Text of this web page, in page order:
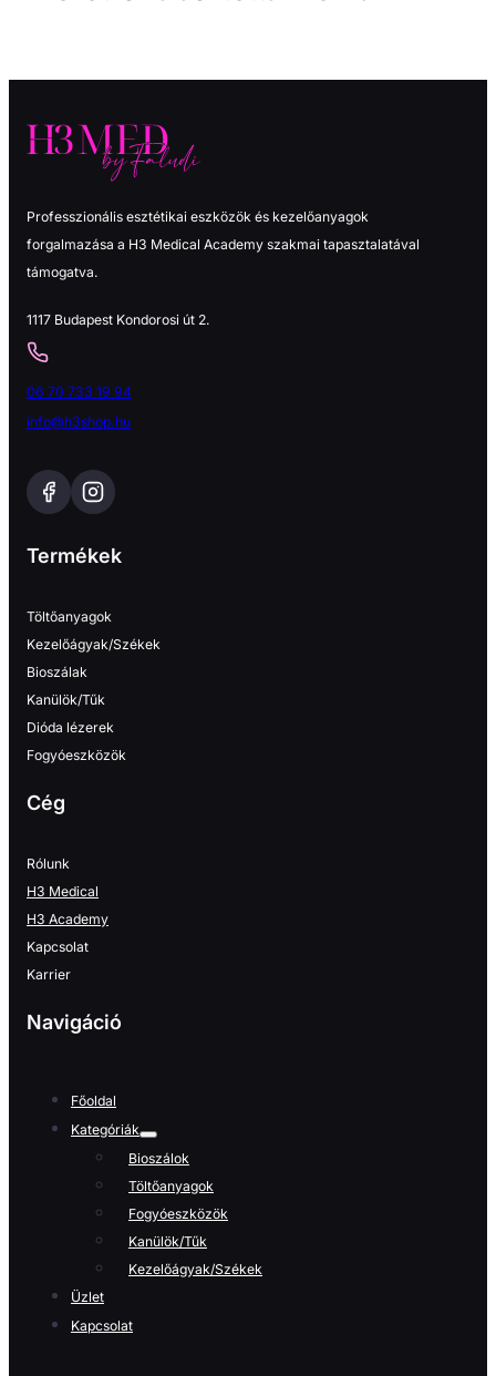
Professzionális esztétikai eszközök és kezelőanyagok
forgalmazása a H3 Medical Academy szakmai tapasztalatával
támogatva.
1117 Budapest Kondorosi út 2.
06 70 733 19 94
info@h3shop.hu
Termékek
Töltőanyagok
Kezelőágyak/Székek
Bioszálak
Kanülök/Tűk
Dióda lézerek
Fogyóeszközök
Cég
Rólunk
H3 Medical
H3 Academy
Kapcsolat
Karrier
Navigáció
Főoldal
Kategóriák
Bioszálok
Töltőanyagok
Fogyóeszközök
Kanülök/Tűk
Kezelőágyak/Székek
Üzlet
Kapcsolat